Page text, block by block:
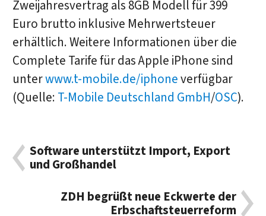
Zweijahresvertrag als 8GB Modell für 399
Euro brutto inklusive Mehrwertsteuer
erhältlich. Weitere Informationen über die
Complete Tarife für das Apple iPhone sind
unterwww.t-mobile.de/iphoneverfügbar
(Quelle: T-Mobile Deutschland GmbH/OSC).
Software unterstützt Import, Export
und Großhandel
ZDH begrüßt neue Eckwerte der
Erbschaftsteuerreform